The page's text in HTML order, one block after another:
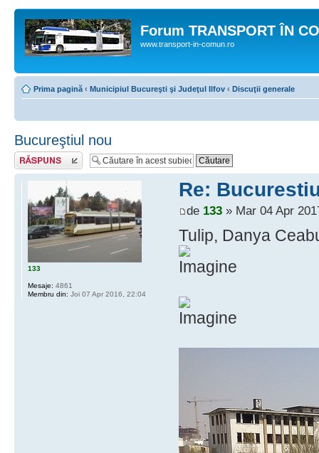
Forum TRANSPORT ÎN
www.transport-in-comun.ro
Prima pagină ‹ Municipiul Bucureşti şi Judeţul Ilfov ‹ Discuţii generale
Bucureştiul nou
Răspunde
Re:
de 133» Mar 04 Apr
Tulip, Danya
133
Mesaje: 4861
Membru din: Joi 07 Apr 2016, 22:04